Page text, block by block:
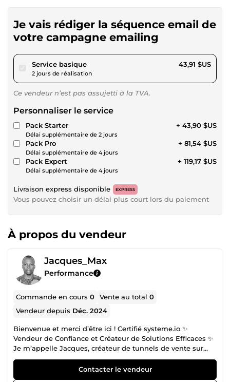
Je vais rédiger la séquence email de
votre campagne emailing
Service basiquepour 40,46 $US
2 jours de réalisation
43,91 $US
Ce vendeur n’est pas assujetti à la TVA.
Personnaliser le service
Pack Starter
Délai supplémentaire de 2 jours
+ 43,90 $US
Pack Pro
Délai supplémentaire de 4 jours
+ 81,54 $US
Pack Expert
Délai supplémentaire de 4 jours
+ 119,17 $US
Livraison express disponible EXPRESS
Vous pouvez choisir un délai plus court lors du paiement
À propos du vendeur
Jacques_Max
Performance
Commande en cours0 Vente au total0
Vendeur depuis Déc. 2024
Bienvenue et merci d’être ici ! Certifié systeme.io ✨
Vendeur de Confiance et Créateur de Solutions Efficaces ✨
Je m’appelle Jacques, créateur de tunnels de vente sur
systeme.io, avec une expertise dans l’accompagnement
des entrepreneurs et des entreprises pour booster leur
présence en ligne et maximiser leurs résultats. Vous avez
Contacter le vendeur